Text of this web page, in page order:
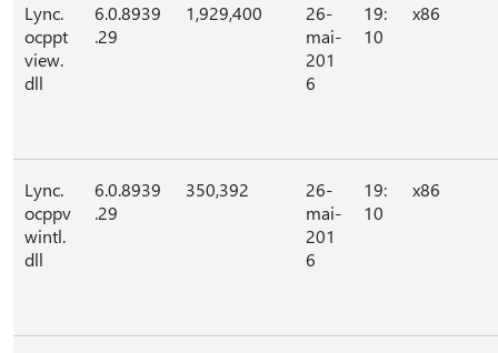
Lync.
ocppt
view.
dll
6.0.8939
.29
1,929,400
26-
mai-
201
6
19:
10
x86
Lync.
ocppv
wintl.
dll
6.0.8939
.29
350,392
26-
mai-
201
6
19:
10
x86